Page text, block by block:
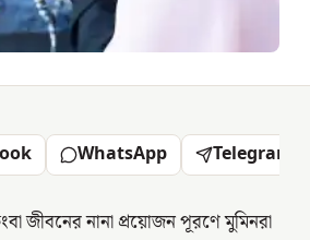
WhatsApp Telegram
জীবনের নানা প্রয়োজন পূরণে মুমিনরা